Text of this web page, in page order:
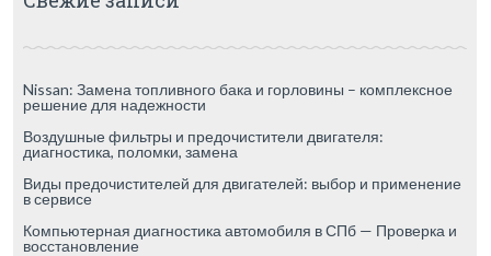
Nissan: Замена топливного бака и горловины – комплексное
решение для надежности
Воздушные фильтры и предочистители двигателя:
диагностика, поломки, замена
Виды предочистителей для двигателей: выбор и применение
в сервисе
Компьютерная диагностика автомобиля в СПб — Проверка и
восстановление